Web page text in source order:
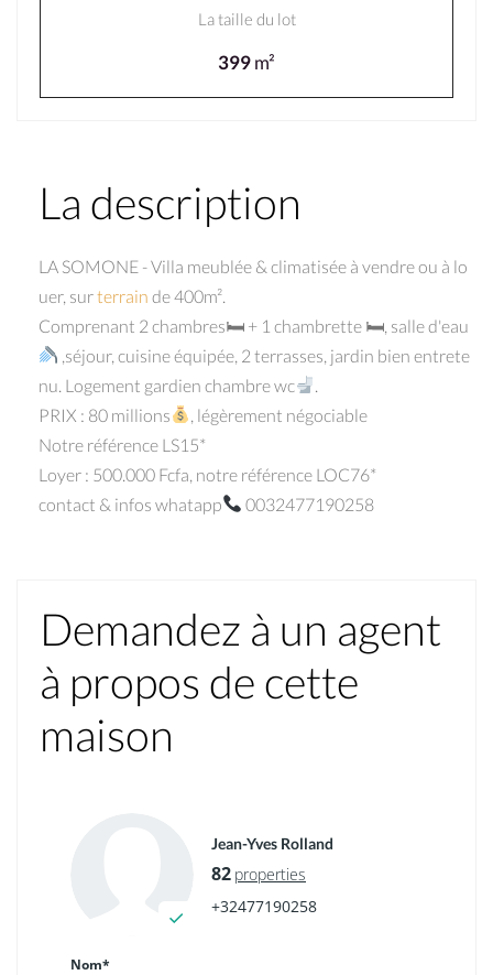
La taille du lot
399m²
La description
LA SOMONE - Villa meublée & climatisée à vendre ou à lo
uer, surterrain de 400m².
Comprenant 2 chambres🛏 + 1 chambrette 🛏, salle d'eau
,séjour, cuisine équipée, 2 terrasses, jardin bien entrete
nu. Logement gardien chambre wc
PRIX : 80 millions
, légèrement négociable
Notre référence LS15*
Loyer : 500.000 Fcfa, notre référence LOC76*
contact & infos whatapp
0032477190258
Demandez à un agent
à propos de cette
maison
Jean-Yves Rolland
82 properties
+32477190258
Nom*